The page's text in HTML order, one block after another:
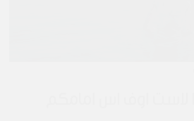
لاست أوف أس أمامكم